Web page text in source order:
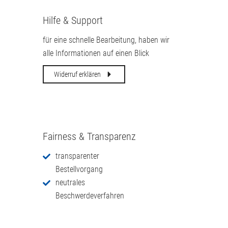
Hilfe & Support
für eine schnelle Bearbeitung, haben wir
alle Informationen auf einen Blick
Widerruf erklären
Fairness & Transparenz
transparenter
Bestellvorgang
neutrales
Beschwerdeverfahren